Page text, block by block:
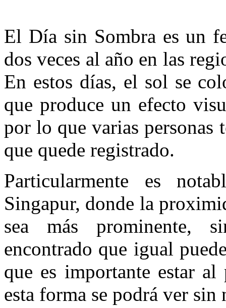
El Día sin Sombra es un
dos veces al año en las
En estos días, el sol se
que produce un efecto
por lo que varias personas
que quede registrado.
Particularmente es
Singapur, donde la
sea más prominente,
encontrado que igual
que es importante estar al
esta forma se podrá ver